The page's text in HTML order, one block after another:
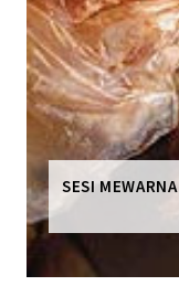
SESI